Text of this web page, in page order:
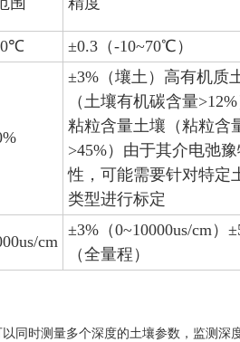
±0.3（-10~70℃）
±3%（壤土）高有机质
（土壤有机碳含量
粘粒含量土壤（粘粒含
>45%）由于其介电弛
性，可能需要针对特定
类型进行标定
cm
±3%（0~10000us/cm）
（全量程）
同时测量多个深度的土壤参数，监测深